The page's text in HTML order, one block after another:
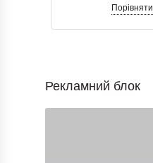
Порівняти
Рекламний блок